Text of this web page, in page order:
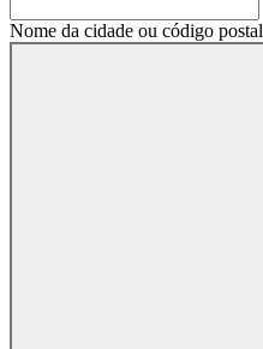
Nome da cidade ou código postal